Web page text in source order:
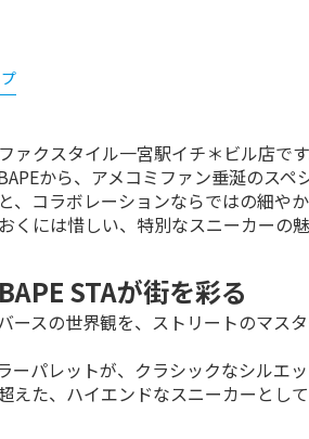
クスタイル一宮駅イチ＊ビル店です
から、アメコミファン垂涎のスペ
、コラボレーションならではの細や
には惜しい、特別なスニーカーの魅
STAが街を彩る
ースの世界観を、ストリートのマス
ーパレットが、クラシックなシルエ
た、ハイエンドなスニーカーとし